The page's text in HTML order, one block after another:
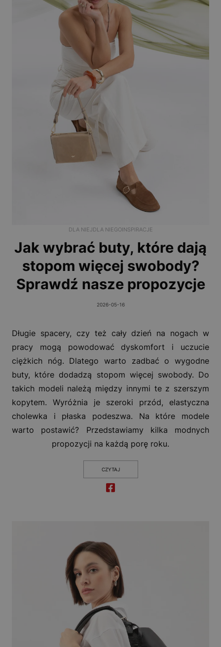
DLA NIEJDLA NIEGOINSPIRACJE
Jak wybrać buty, które dają
stopom więcej swobody?
Sprawdź nasze propozycje
2026-05-16
Długie spacery, czy też cały dzień na nogach w
pracy mogą powodować dyskomfort i uczucie
ciężkich nóg. Dlatego warto zadbać o wygodne
buty, które dodadzą stopom więcej swobody. Do
takich modeli należą między innymi te z szerszym
kopytem. Wyróżnia je szeroki przód, elastyczna
cholewka i płaska podeszwa. Na które modele
warto postawić? Przedstawiamy kilka modnych
propozycji na każdą porę roku.
CZYTAJ